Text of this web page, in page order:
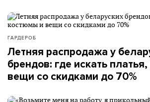
ГАРДЕРОБ
Летняя распродажа у
брендов: где искать
вещи со скидками до 70%